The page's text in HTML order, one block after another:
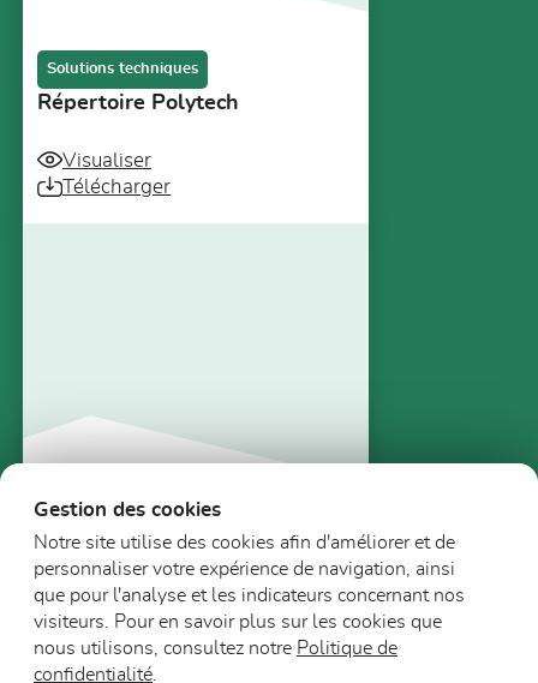
Solutions techniques
Répertoire Polytech
Visualiser
Télécharger
Documents relatifs à l'entreprise
Conditions générales de
vente
Visualiser
Télécharger
Gestion des cookies
Notre site utilise des cookies afin d'améliorer et de
personnaliser votre expérience de navigation, ainsi
que pour l'analyse et les indicateurs concernant nos
visiteurs. Pour en savoir plus sur les cookies que
nous utilisons, consultez notre Politique de
confidentialité